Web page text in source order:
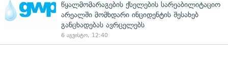
წყალმომარაგების ქსელების სარეაბილიტაციო
არეალში მომხდარი ინციდენტის შესახებ
განცხადებას ავრცელებს
6 აგვისტო, 12:40